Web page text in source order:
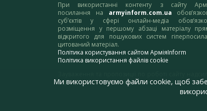
При використанні контенту з сайту
посилання на armyinform.com.ua
суб’єктів у сфері онлайн-медіа
розміщення у першому абзаці матеріалу
відкритого для пошукових систем
цитований матеріал.
Політика користування сайтом АрміяInform
Політика використання файлів cookie
адресу:webmaster@armyinform.com.ua
Ми використовуємо файли cookie, щоб